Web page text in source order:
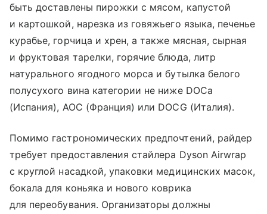
быть доставлены пирожки с мясом, капустой
и картошкой, нарезка из говяжьего языка, печенье
курабье, горчица и хрен, а также мясная, сырная
и фруктовая тарелки, горячие блюда, литр
натурального ягодного морса и бутылка белого
полусухого вина категории не ниже DOCa
(Испания), AOC (Франция) или DOCG (Италия).
Помимо гастрономических предпочтений, райдер
требует предоставления стайлера Dyson Airwrap
с круглой насадкой, упаковки медицинских масок,
бокала для коньяка и нового коврика
для переобувания. Организаторы должны